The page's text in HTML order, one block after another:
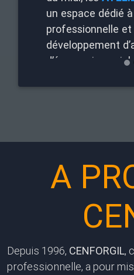
dédié à la formation
et au
d’activités
sociale d’insertion :
A
Depuis 1996, CENFORGIL,
professionnelle, a pour